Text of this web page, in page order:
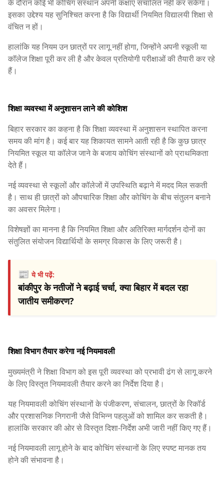
के दौरान कोई भी कोचिंग संस्थान अपनी कक्षाएं संचालित नहीं कर सकेगा।
इसका उद्देश्य यह सुनिश्चित करना है कि विद्यार्थी नियमित विद्यालयी शिक्षा से
वंचित न हों।
हालांकि यह नियम उन छात्रों पर लागू नहीं होगा, जिन्होंने अपनी स्कूली या
कॉलेज शिक्षा पूरी कर ली है और केवल प्रतियोगी परीक्षाओं की तैयारी कर रहे
हैं।
शिक्षा व्यवस्था में अनुशासन लाने की कोशिश
बिहार सरकार का कहना है कि शिक्षा व्यवस्था में अनुशासन स्थापित करना
समय की मांग है। कई बार यह शिकायत सामने आती रही है कि कुछ छात्र
नियमित स्कूल या कॉलेज जाने के बजाय कोचिंग संस्थानों को प्राथमिकता
देते हैं।
नई व्यवस्था से स्कूलों और कॉलेजों में उपस्थिति बढ़ाने में मदद मिल सकती
है। साथ ही छात्रों को औपचारिक शिक्षा और कोचिंग के बीच संतुलन बनाने
का अवसर मिलेगा।
विशेषज्ञों का मानना है कि नियमित शिक्षा और अतिरिक्त मार्गदर्शन दोनों का
संतुलित संयोजन विद्यार्थियों के समग्र विकास के लिए जरूरी है।
📰ये भी पढ़ें:
बांकीपुर के नतीजों ने बढ़ाई चर्चा, क्या बिहार में बदल रहा
जातीय समीकरण?
शिक्षा विभाग तैयार करेगा नई नियमावली
मुख्यमंत्री ने शिक्षा विभाग को इस पूरी व्यवस्था को प्रभावी ढंग से लागू करने
के लिए विस्तृत नियमावली तैयार करने का निर्देश दिया है।
यह नियमावली कोचिंग संस्थानों के पंजीकरण, संचालन, छात्रों के रिकॉर्ड
और प्रशासनिक निगरानी जैसे विभिन्न पहलुओं को शामिल कर सकती है।
हालांकि सरकार की ओर से विस्तृत दिशा-निर्देश अभी जारी नहीं किए गए हैं।
नई नियमावली लागू होने के बाद कोचिंग संस्थानों के लिए स्पष्ट मानक तय
होने की संभावना है।